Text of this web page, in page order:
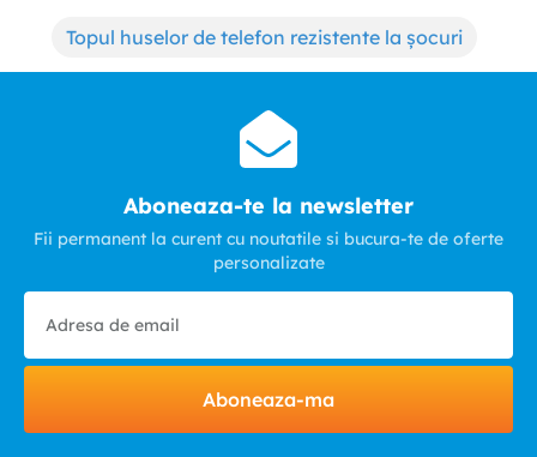
Topul huselor de telefon rezistente la șocuri
Aboneaza-te la newsletter
Fii permanent la curent cu noutatile si bucura-te de oferte
personalizate
Aboneaza-ma